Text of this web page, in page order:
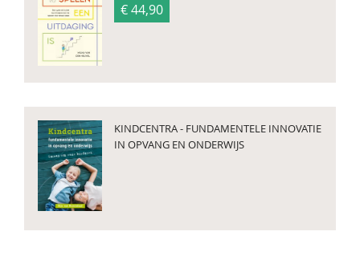
€ 44,90
KINDCENTRA - FUNDAMENTELE INNOVATIE
IN OPVANG EN ONDERWIJS